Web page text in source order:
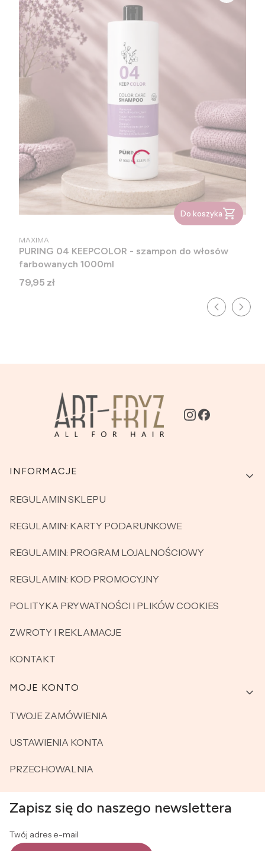
Do koszyka
PRODUCENT
MAXIMA
PURING 04 KEEPCOLOR - szampon do włosów
farbowanych 1000ml
Cena
79,95 zł
Linki w stopce
INFORMACJE
REGULAMIN SKLEPU
REGULAMIN: KARTY PODARUNKOWE
REGULAMIN: PROGRAM LOJALNOŚCIOWY
REGULAMIN: KOD PROMOCYJNY
POLITYKA PRYWATNOŚCI I PLIKÓW COOKIES
ZWROTY I REKLAMACJE
KONTAKT
MOJE KONTO
TWOJE ZAMÓWIENIA
USTAWIENIA KONTA
PRZECHOWALNIA
Zapisz się do naszego newslettera
Twój adres e-mail